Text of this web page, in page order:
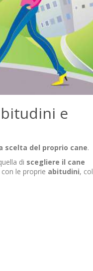
e
scelta del proprio cane.
di scegliere il cane
le proprie abitudini, col